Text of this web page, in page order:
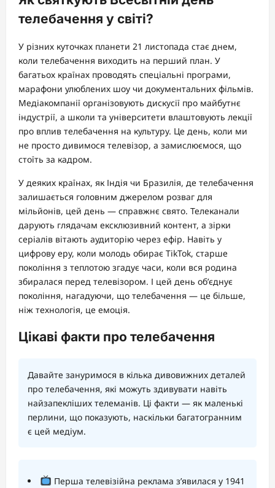
телебачення у світі?
У різних куточках планети 21 листопада стає днем,
коли телебачення виходить на перший план. У
багатьох країнах проводять спеціальні програми,
марафони улюблених шоу чи документальних фільмів.
Медіакомпанії організовують дискусії про майбутнє
індустрії, а школи та університети влаштовують лекції
про вплив телебачення на культуру. Це день, коли ми
не просто дивимося телевізор, а замислюємося, що
стоїть за кадром.
У деяких країнах, як Індія чи Бразилія, де телебачення
залишається головним джерелом розваг для
мільйонів, цей день — справжнє свято. Телеканали
дарують глядачам ексклюзивний контент, а зірки
серіалів вітають аудиторію через ефір. Навіть у
цифрову еру, коли молодь обирає TikTok, старше
покоління з теплотою згадує часи, коли вся родина
збиралася перед телевізором. І цей день об’єднує
покоління, нагадуючи, що телебачення — це більше,
ніж технологія, це емоція.
Цікаві факти про телебачення
Давайте зануримося в кілька дивовижних деталей
про телебачення, які можуть здивувати навіть
найзапекліших телеманів. Ці факти — як маленькі
перлини, що показують, наскільки багатогранним
є цей медіум.
Перша телевізійна реклама з’явилася у 1941